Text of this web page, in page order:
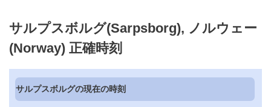
サルプスボルグ(Sarpsborg), ノルウェー
(Norway) 正確時刻
サルプスボルグの現在の時刻